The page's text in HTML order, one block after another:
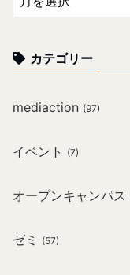
カテゴリー
mediaction (97)
イベント (7)
オープンキャンパス
ゼミ (57)